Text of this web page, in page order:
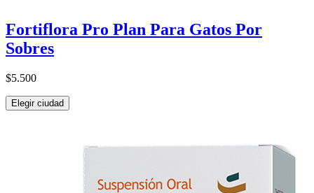
Fortiflora Pro Plan Para Gatos Por
Sobres
$5.500
Elegir ciudad